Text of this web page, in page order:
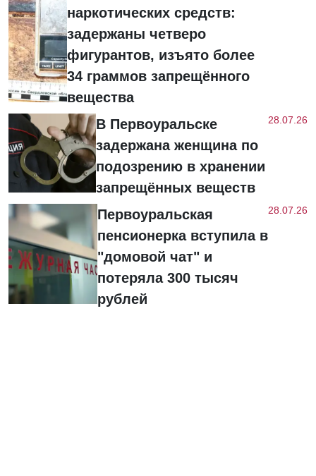
наркотических средств:
задержаны четверо
фигурантов, изъято более
34 граммов запрещённого
вещества
В Первоуральске
задержана женщина по
подозрению в хранении
запрещённых веществ
28.07.26
Первоуральская
пенсионерка вступила в
"домовой чат" и
потеряла 300 тысяч
рублей
28.07.26